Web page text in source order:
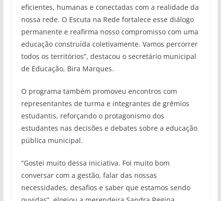
eficientes, humanas e conectadas com a realidade da
nossa rede. O Escuta na Rede fortalece esse diálogo
permanente e reafirma nosso compromisso com uma
educação construída coletivamente. Vamos percorrer
todos os territórios”, destacou o secretário municipal
de Educação, Bira Marques.
O programa também promoveu encontros com
representantes de turma e integrantes de grêmios
estudantis, reforçando o protagonismo dos
estudantes nas decisões e debates sobre a educação
pública municipal.
“Gostei muito dessa iniciativa. Foi muito bom
conversar com a gestão, falar das nossas
necessidades, desafios e saber que estamos sendo